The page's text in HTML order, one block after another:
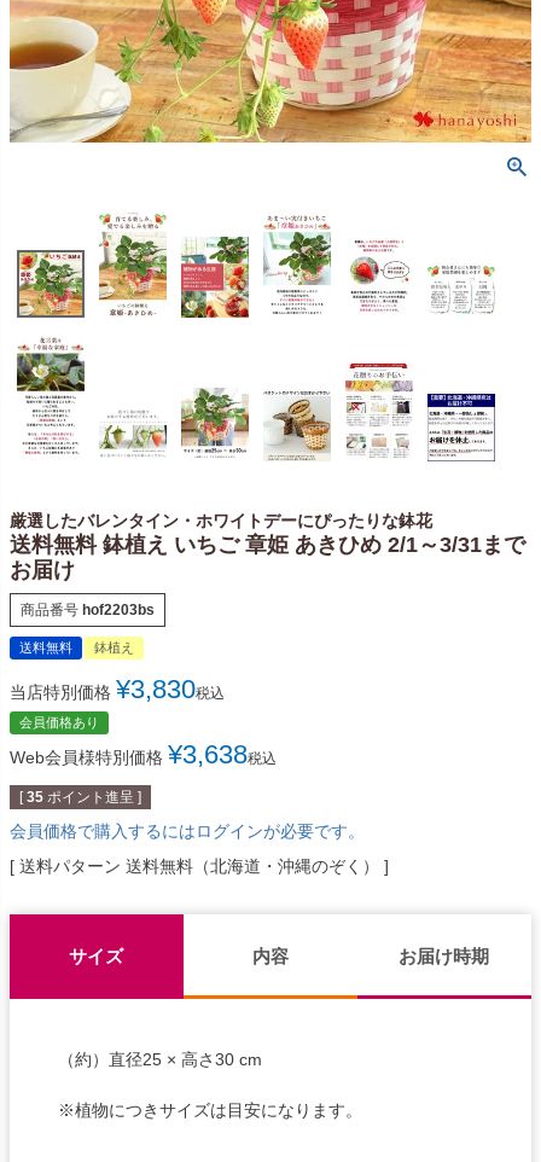
厳選したバレンタイン・ホワイトデーにぴったりな鉢花
送料無料 鉢植え いちご 章姫 あきひめ 2/1～3/31まで
お届け
商品番号 hof2203bs
送料無料 鉢植え
当店特別価格 ¥3,830税込
会員価格あり
Web会員様特別価格 ¥3,638税込
[ 35 ポイント進呈 ]
会員価格で購入するにはログインが必要です。
送料パターン 送料無料（北海道・沖縄のぞく）
サイズ 内容 お届け時期
（約）直径25 × 高さ30 cm
※植物につきサイズは目安になります。